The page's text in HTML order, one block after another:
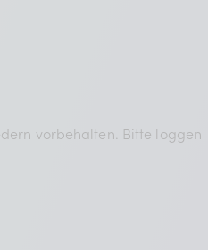
vorbehalten. Bitte loggen